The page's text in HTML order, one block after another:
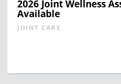
2026 Joint Wellness
Available
JOINT CARE